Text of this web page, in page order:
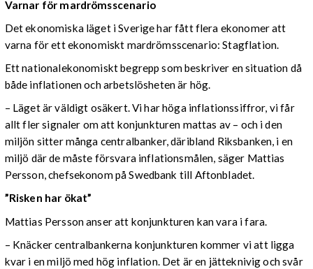
Varnar för mardrömsscenario
Det ekonomiska läget i Sverige har fått flera ekonomer att
varna för ett ekonomiskt mardrömsscenario: Stagflation.
Ett nationalekonomiskt begrepp som beskriver en situation då
både inflationen och arbetslösheten är hög.
– Läget är väldigt osäkert. Vi har höga inflationssiffror, vi får
allt fler signaler om att konjunkturen mattas av – och i den
miljön sitter många centralbanker, däribland Riksbanken, i en
miljö där de måste försvara inflationsmålen, säger Mattias
Persson, chefsekonom på Swedbank till Aftonbladet.
”Risken har ökat”
Mattias Persson anser att konjunkturen kan vara i fara.
– Knäcker centralbankerna konjunkturen kommer vi att ligga
kvar i en miljö med hög inflation. Det är en jätteknivig och svår